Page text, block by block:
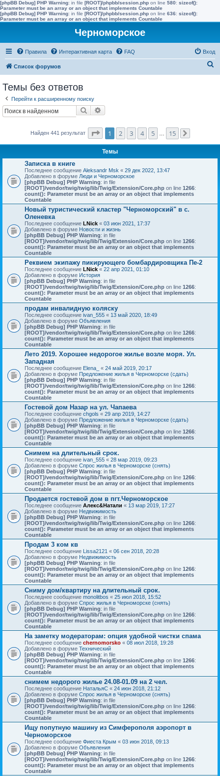
[phpBB Debug] PHP Warning: in file [ROOT]/phpbb/session.php on line 580: sizeof():
Parameter must be an array or an object that implements Countable
[phpBB Debug] PHP Warning: in file [ROOT]/phpbb/session.php on line 636: sizeof():
Parameter must be an array or an object that implements Countable
Черноморское
Правила Интерактивная карта FAQ Вход
Список форумов
Темы без ответов
Перейти к расширенному поиску
Поиск
Найден 441 результат Страница1 из
1 2 3 4 5 15
Темы
Записка в книге
Последнее сообщение Aleksandr Msk « 29 дек 2022, 13:47
Добавлено в форуме Люди и Черноморское
[phpBB Debug] PHP Warning: in file
[ROOT]/vendor/twig/twig/lib/Twig/Extension/Core.php on line 1266:
count(): Parameter must be an array or an object that implements
Countable
Новый туристический кластер "Черноморский" в с.
Оленевка
Последнее сообщение LNick « 03 июн 2021, 17:37
Добавлено в форуме Новости и жизнь
[phpBB Debug] PHP Warning: in file
[ROOT]/vendor/twig/twig/lib/Twig/Extension/Core.php on line 1266:
count(): Parameter must be an array or an object that implements
Countable
Реквием экипажу пикирующего бомбардировщика Пе-2
Последнее сообщение LNick « 22 апр 2021, 01:10
Добавлено в форуме История
[phpBB Debug] PHP Warning: in file
[ROOT]/vendor/twig/twig/lib/Twig/Extension/Core.php on line 1266:
count(): Parameter must be an array or an object that implements
Countable
продам инвалидную коляску
Последнее сообщение ivan_555 « 13 май 2020, 18:49
Добавлено в форуме Объявления
[phpBB Debug] PHP Warning: in file
[ROOT]/vendor/twig/twig/lib/Twig/Extension/Core.php on line 1266:
count(): Parameter must be an array or an object that implements
Countable
Лето 2019. Хорошее недорогое жилье возле моря. Ул.
Западная
Последнее сообщение Elena_ « 24 май 2019, 20:17
Добавлено в форуме Предложение жилья в Черноморске (сдать)
[phpBB Debug] PHP Warning: in file
[ROOT]/vendor/twig/twig/lib/Twig/Extension/Core.php on line 1266:
count(): Parameter must be an array or an object that implements
Countable
Гостевой дом Назар на ул. Чапаева
Последнее сообщение chgols « 29 апр 2019, 14:27
Добавлено в форуме Предложение жилья в Черноморске (сдать)
[phpBB Debug] PHP Warning: in file
[ROOT]/vendor/twig/twig/lib/Twig/Extension/Core.php on line 1266:
count(): Parameter must be an array or an object that implements
Countable
Снимем на длительный срок.
Последнее сообщение ivan_555 « 28 мар 2019, 09:23
Добавлено в форуме Спрос жилья в Черноморске (снять)
[phpBB Debug] PHP Warning: in file
[ROOT]/vendor/twig/twig/lib/Twig/Extension/Core.php on line 1266:
count(): Parameter must be an array or an object that implements
Countable
Продается гостевой дом в пгт.Черноморское
Последнее сообщение Алекс&Натали « 13 мар 2019, 17:27
Добавлено в форуме Недвижимость
[phpBB Debug] PHP Warning: in file
[ROOT]/vendor/twig/twig/lib/Twig/Extension/Core.php on line 1266:
count(): Parameter must be an array or an object that implements
Countable
Продам 3 ком кв
Последнее сообщение Lissa2121 « 06 сен 2018, 20:28
Добавлено в форуме Недвижимость
[phpBB Debug] PHP Warning: in file
[ROOT]/vendor/twig/twig/lib/Twig/Extension/Core.php on line 1266:
count(): Parameter must be an array or an object that implements
Countable
Сниму дом/квартиру на длительный срок.
Последнее сообщение monolitbos « 25 июл 2018, 15:52
Добавлено в форуме Спрос жилья в Черноморске (снять)
[phpBB Debug] PHP Warning: in file
[ROOT]/vendor/twig/twig/lib/Twig/Extension/Core.php on line 1266:
count(): Parameter must be an array or an object that implements
Countable
На заметку модераторам: опция удобной чистки спама
Последнее сообщение chernomorsko « 08 июл 2018, 19:28
Добавлено в форуме Технический
[phpBB Debug] PHP Warning: in file
[ROOT]/vendor/twig/twig/lib/Twig/Extension/Core.php on line 1266:
count(): Parameter must be an array or an object that implements
Countable
снимем недорого жилье 24.08-01.09 на 2 чел.
Последнее сообщение НатальяС « 24 июн 2018, 21:12
Добавлено в форуме Спрос жилья в Черноморске (снять)
[phpBB Debug] PHP Warning: in file
[ROOT]/vendor/twig/twig/lib/Twig/Extension/Core.php on line 1266:
count(): Parameter must be an array or an object that implements
Countable
Ищу попутную машину из Симферополя аэропорт в
Черноморское
Последнее сообщение Фиеста Крым « 03 июн 2018, 09:13
Добавлено в форуме Объявления
[phpBB Debug] PHP Warning: in file
[ROOT]/vendor/twig/twig/lib/Twig/Extension/Core.php on line 1266:
count(): Parameter must be an array or an object that implements
Countable